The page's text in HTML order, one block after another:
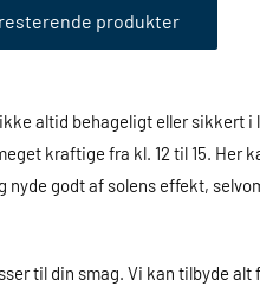
produkter
altid behageligt eller sikkert
kraftige fra kl. 12 til 15. Her
godt af solens effekt,
til din smag. Vi kan tilbyde